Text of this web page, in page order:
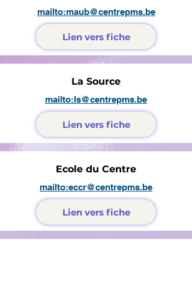
mailto:maub@centrepms.be
Lien vers fiche
La Source
mailto:ls@centrepms.be
Lien vers fiche
Ecole du Centre
mailto:eccr@centrepms.be
Lien vers fiche